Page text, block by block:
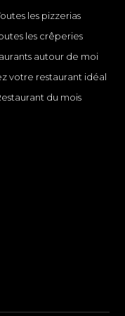
les pizzerias
les crêperies
autour de moi
votre restaurant idéal
du mois